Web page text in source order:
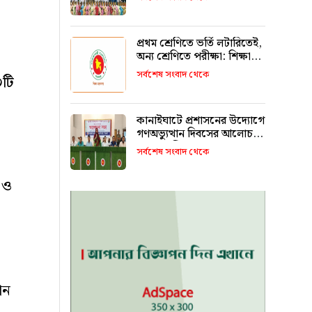
রাখবে : কয়েস লোদী
প্রথম শ্রেণিতে ভর্তি লটারিতেই,
অন্য শ্রেণিতে পরীক্ষা: শিক্ষা
মন্ত্রণালয়
সর্বশেষ সংবাদ থেকে
কানাইঘাটে প্রশাসনের উদ্যোগে
গণঅভ্যুত্থান দিবসের আলোচনা
সভা অনুষ্ঠিত
সর্বশেষ সংবাদ থেকে